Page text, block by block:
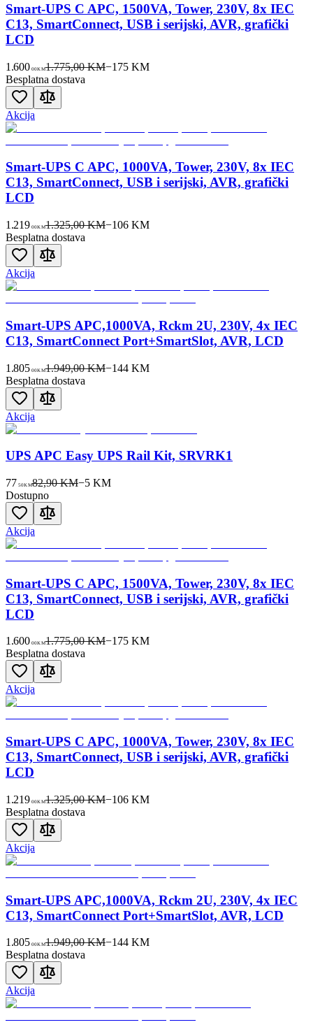
Smart-UPS C APC, 1500VA, Tower, 230V, 8x IEC
C13, SmartConnect, USB i serijski, AVR, grafički
LCD
1.600 00KM1.775,00 KM−175KM
Besplatna dostava
Akcija
Smart-UPS C APC, 1000VA, Tower, 230V, 8x IEC
C13, SmartConnect, USB i serijski, AVR, grafički
LCD
1.219 00KM1.325,00 KM−106KM
Besplatna dostava
Akcija
Smart-UPS APC,1000VA, Rckm 2U, 230V, 4x IEC
C13, SmartConnect Port+SmartSlot, AVR, LCD
1.805 00KM1.949,00 KM−144KM
Besplatna dostava
Akcija
UPS APC Easy UPS Rail Kit, SRVRK1
77 50KM82,90 KM−5KM
Dostupno
Akcija
Smart-UPS C APC, 1500VA, Tower, 230V, 8x IEC
C13, SmartConnect, USB i serijski, AVR, grafički
LCD
1.600 00KM1.775,00 KM−175KM
Besplatna dostava
Akcija
Smart-UPS C APC, 1000VA, Tower, 230V, 8x IEC
C13, SmartConnect, USB i serijski, AVR, grafički
LCD
1.219 00KM1.325,00 KM−106KM
Besplatna dostava
Akcija
Smart-UPS APC,1000VA, Rckm 2U, 230V, 4x IEC
C13, SmartConnect Port+SmartSlot, AVR, LCD
1.805 00KM1.949,00 KM−144KM
Besplatna dostava
Akcija